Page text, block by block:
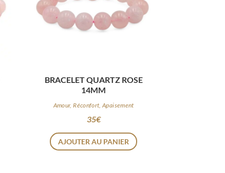
BRACELET QUARTZ ROSE
14MM
Amour, Réconfort, Apaisement
35€
AJOUTER AU PANIER